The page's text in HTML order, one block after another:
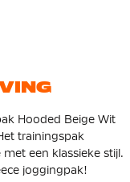
Hooded Beige Wit
trainingspak
een klassieke stijl.
joggingpak!